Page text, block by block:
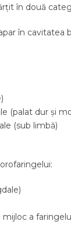
în două
în cavitatea
(palat dur și
(sub limbă)
a